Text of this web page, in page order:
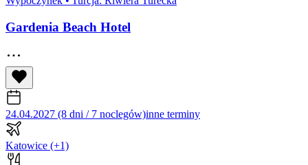
Gardenia Beach Hotel
24.04.2027 (8 dni / 7 noclegów)inne terminy
Katowice (+1)